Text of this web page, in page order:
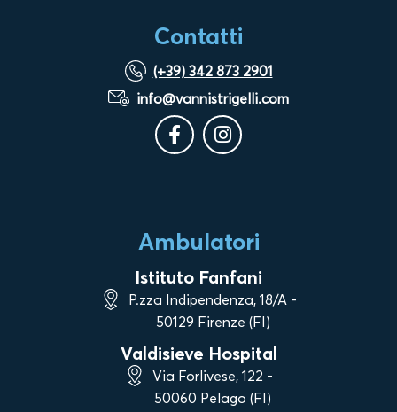
Contatti
(+39) 342 873 2901
info@vannistrigelli.com
Ambulatori
Istituto Fanfani
P.zza Indipendenza, 18/A -
50129 Firenze (FI)
Valdisieve Hospital
Via Forlivese, 122 -
50060 Pelago (FI)